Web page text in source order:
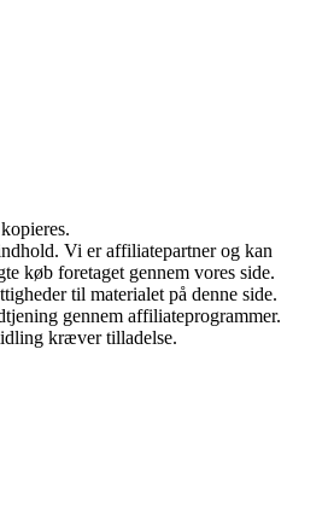
Vi er affiliatepartner og kan
køb foretaget gennem vores side.
til materialet på denne side.
gennem affiliateprogrammer.
kræver tilladelse.